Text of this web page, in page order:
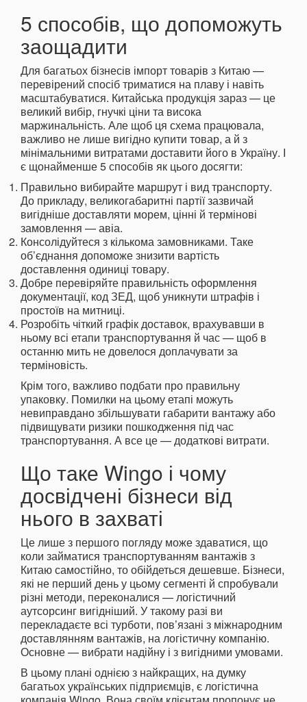
5 способів, що допоможуть
заощадити
Для багатьох бізнесів імпорт товарів з Китаю —
перевірений спосіб триматися на плаву і навіть
масштабуватися. Китайська продукція зараз — це
великий вибір, гнучкі ціни та висока
маржинальність. Але щоб ця схема працювала,
важливо не лише вигідно купити товар, а й з
мінімальними витратами доставити його в Україну. І
є щонайменше 5 способів як цього досягти:
Правильно вибирайте маршрут і вид транспорту.
До прикладу, великогабаритні партії зазвичай
вигідніше доставляти морем, цінні й термінові
замовлення — авіа.
Консолідуйтеся з кількома замовниками. Таке
об’єднання допоможе знизити вартість
доставлення одиниці товару.
Добре перевіряйте правильність оформлення
документації, код ЗЕД, щоб уникнути штрафів і
простоїв на митниці.
Розробіть чіткий графік доставок, врахувавши в
ньому всі етапи транспортування й час — щоб в
останню мить не довелося доплачувати за
терміновість.
Крім того, важливо подбати про правильну
упаковку. Помилки на цьому етапі можуть
невиправдано збільшувати габарити вантажу або
підвищувати ризики пошкодження під час
транспортування. А все це — додаткові витрати.
Що таке Wingo і чому
досвідчені бізнеси від
нього в захваті
Це лише з першого погляду може здаватися, що
коли займатися транспортуванням вантажів з
Китаю самостійно, то обійдеться дешевше. Бізнеси,
які не перший день у цьому сегменті й спробували
різні методи, переконалися — логістичний
аутсорсинг вигідніший. У такому разі ви
перекладаєте всі турботи, пов’язані з міжнародним
доставлянням вантажів, на логістичну компанію.
Основне — вибрати надійну і з вигідними умовами.
В цьому плані однією з найкращих, на думку
багатьох українських підприємців, є логістична